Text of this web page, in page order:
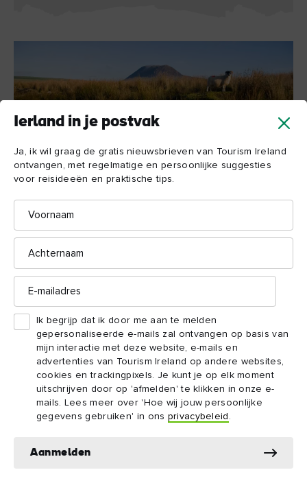
Ierland in je postvak
Ja, ik wil graag de gratis nieuwsbrieven van Tourism Ireland
ontvangen, met regelmatige en persoonlijke suggesties
voor reisideeën en praktische tips.
Voornaam
Achternaam
E-
mailadres
Ik begrijp dat ik door me aan te melden
gepersonaliseerde e-mails zal ontvangen op basis van
mijn interactie met deze website, e-mails en
advertenties van Tourism Ireland op andere websites,
cookies en trackingpixels. Je kunt je op elk moment
uitschrijven door op 'afmelden' te klikken in onze e-
mails. Lees meer over 'Hoe wij jouw persoonlijke
gegevens gebruiken' in ons privacybeleid
Aanmelden
Slemish Mountain
Mountain in
een tijd van gevreesde Vikingen, geleerde monniken en de
laatste dagen van het voorchristelijke Ierland. Geplaagd door
wind en regen ploeterde St. Patrick hier van zijn 16e tot zijn
22e als tot slaaf gemaakte schaapsherder.
Op St. Patrick’s Day ondernemen grote aantallen mensen de
korte, steile wandeling naar de top. Maar je kunt dit natuurlijk
op elk gewenst moment van het jaar doen en er uitkijken op de
omgeving die sinds de tijd van St. Patrick nauwelijks is
veranderd: de heuvels van Antrim, de kust van Noord-Ierland
en Schotland en de Bann Valley.
Meer ontdekken: Noord-Ierland